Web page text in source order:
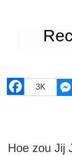
3K
Hoe zou Jij